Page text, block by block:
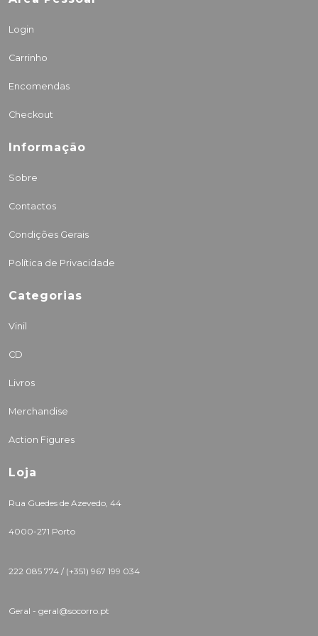
Login
Carrinho
Encomendas
Checkout
Informação
Sobre
Contactos
Condições Gerais
Política de Privacidade
Categorias
Vinil
CD
Livros
Merchandise
Action Figures
Loja
Rua Guedes de Azevedo, 44
4000-271 Porto
222 085 774 / (+351) 967 199 034
Geral - geral@socorro.pt